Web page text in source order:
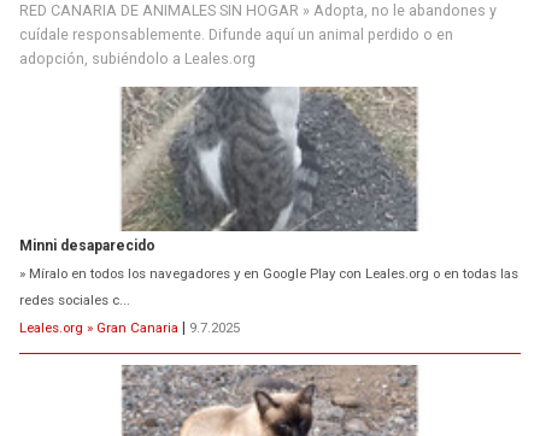
RED CANARIA DE ANIMALES SIN HOGAR » Adopta, no le abandones y
cuídale responsablemente. Difunde aquí un animal perdido o en
adopción, subiéndolo a Leales.org
Minni desaparecido
» Míralo en todos los navegadores y en Google Play con Leales.org o en todas las
redes sociales c...
Leales.org » Gran Canaria | 9.7.2025